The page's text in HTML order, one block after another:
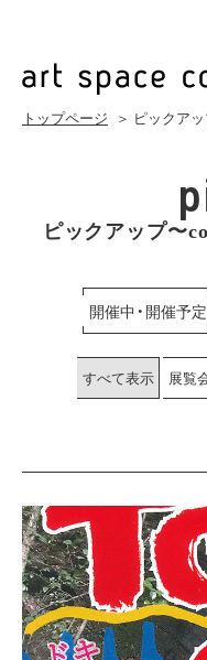
トップページ ＞ ピックア
ピックアップ〜
開催中・開催予定
すべて表示 展覧